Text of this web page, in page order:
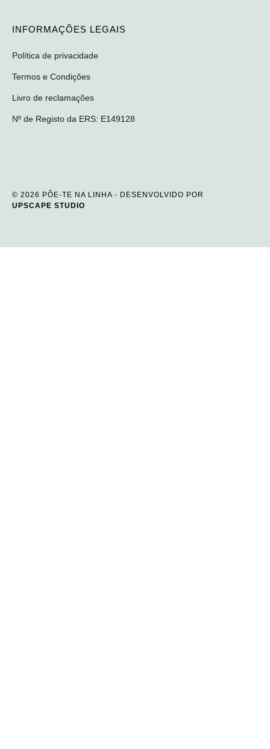
INFORMAÇÕES LEGAIS
Política de privacidade
Termos e Condições
Livro de reclamações
Nº de Registo da ERS: E149128
© 2026 PÕE-TE NA LINHA - DESENVOLVIDO POR
UPSCAPE STUDIO